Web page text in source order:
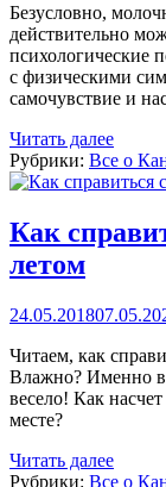
Безусловно,
действительно
психологические
с физическими
самочувствие и
Читать далее
Рубрики: Все о
Как
летом
24.05.2018
Читаем, как
Влажно? Именно в
весело! Как
месте?
Читать далее
Рубрики: Все о